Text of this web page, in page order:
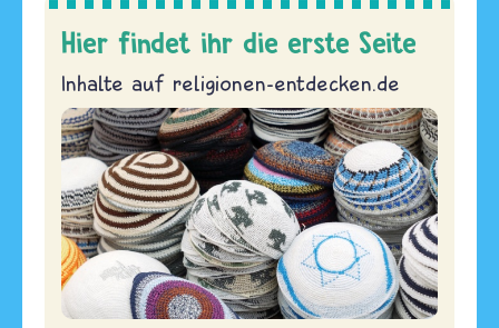
Hier findet ihr die erste Seite
Inhalte auf religionen-entdecken.de